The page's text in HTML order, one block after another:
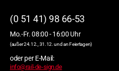
(0 51 41) 98 66-53
Mo.-Fr. 08:00 - 16:00 Uhr
(außer 24.12., 31.12. und an Feiertagen)
oder per E-Mail:
info@rail-de-sign.de